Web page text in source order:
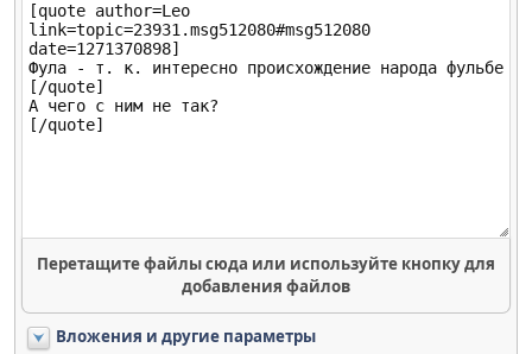
Перетащите файлы сюда или используйте кнопку для
добавления файлов
Вложения и другие параметры